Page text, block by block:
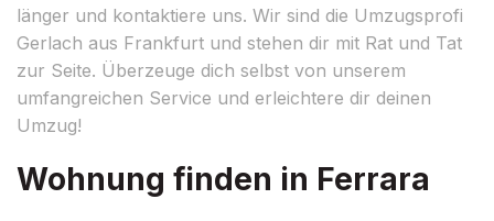
länger und kontaktiere uns. Wir sind die Umzugsprofi
Gerlach aus Frankfurt und stehen dir mit Rat und Tat
zur Seite. Überzeuge dich selbst von unserem
umfangreichen Service und erleichtere dir deinen
Umzug!
Wohnung finden in Ferrara